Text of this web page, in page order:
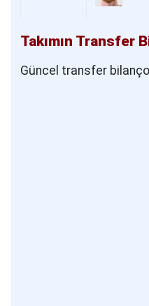
Takımın Transfer
Güncel transfer